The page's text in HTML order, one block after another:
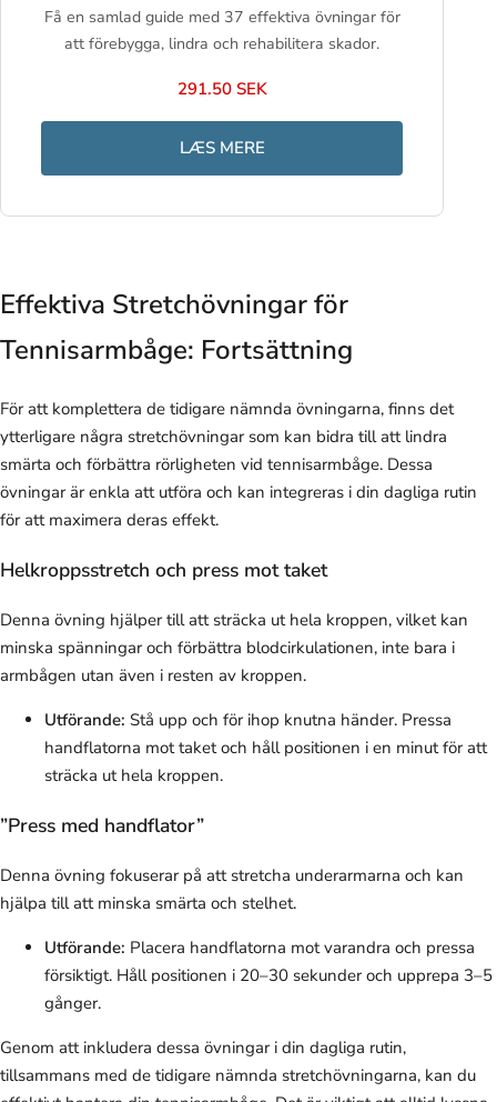
Få en samlad guide med 37 effektiva övningar för
att förebygga, lindra och rehabilitera skador.
291.50 SEK
LÆS MERE
Effektiva Stretchövningar för
Tennisarmbåge: Fortsättning
För att komplettera de tidigare nämnda övningarna, finns det
ytterligare några stretchövningar som kan bidra till att lindra
smärta och förbättra rörligheten vid tennisarmbåge. Dessa
övningar är enkla att utföra och kan integreras i din dagliga rutin
för att maximera deras effekt.
Helkroppsstretch och press mot taket
Denna övning hjälper till att sträcka ut hela kroppen, vilket kan
minska spänningar och förbättra blodcirkulationen, inte bara i
armbågen utan även i resten av kroppen.
Utförande: Stå upp och för ihop knutna händer. Pressa
handflatorna mot taket och håll positionen i en minut för att
sträcka ut hela kroppen.
”Press med handflator”
Denna övning fokuserar på att stretcha underarmarna och kan
hjälpa till att minska smärta och stelhet.
Utförande: Placera handflatorna mot varandra och pressa
försiktigt. Håll positionen i 20–30 sekunder och upprepa 3–5
gånger.
Genom att inkludera dessa övningar i din dagliga rutin,
tillsammans med de tidigare nämnda stretchövningarna, kan du